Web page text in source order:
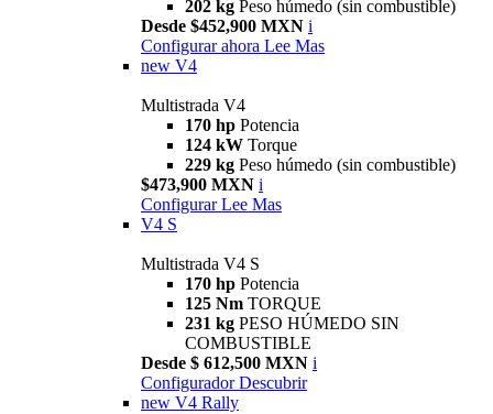
202 kg Peso húmedo (sin combustible)
Desde $452,900 MXN i
Configurar ahora Lee Mas
new V4
Multistrada V4
170 hp Potencia
124 kW Torque
229 kg Peso húmedo (sin combustible)
$473,900 MXN i
Configurar Lee Mas
V4 S
Multistrada V4 S
170 hp Potencia
125 Nm TORQUE
231 kg PESO HÚMEDO SIN
COMBUSTIBLE
Desde $ 612,500 MXN i
Configurador Descubrir
new V4 Rally